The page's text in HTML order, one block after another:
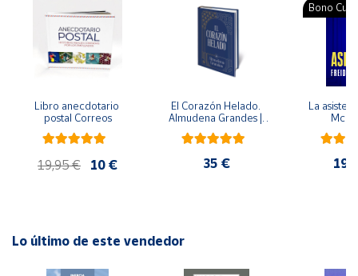
cliente
Ubicación
Península
Baleares
Canarias,
Libro anecdotario
postal Correos
19,95 € 10 €
El Corazón Helado.
Almudena Grandes |
Edición especial de
lujo | Libro con sello y
35 €
Bono
La
Lo último de este vendedor